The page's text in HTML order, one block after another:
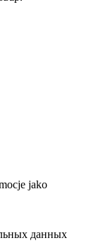
jako
данных